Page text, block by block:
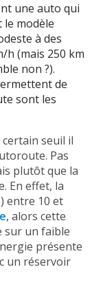
une auto qui
modèle
à des
h (mais 250 km
non ?).
de
sont les
seuil il
Pas
plutôt que la
En effet, la
entre 10 et
, alors cette
sur un faible
présente
un réservoir